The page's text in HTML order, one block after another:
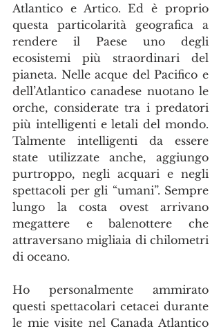
Atlantico e Artico. Ed è proprio
questa particolarità geografica a
rendere il Paese uno degli
ecosistemi più straordinari del
pianeta. Nelle acque del Pacifico e
dell’Atlantico canadese nuotano le
orche, considerate tra i predatori
più intelligenti e letali del mondo.
Talmente intelligenti da essere
state utilizzate anche, aggiungo
purtroppo, negli acquari e negli
spettacoli per gli “umani”. Sempre
lungo la costa ovest arrivano
megattere e balenottere che
attraversano migliaia di chilometri
di oceano.
Ho personalmente ammirato
questi spettacolari cetacei durante
le mie visite nel Canada Atlantico